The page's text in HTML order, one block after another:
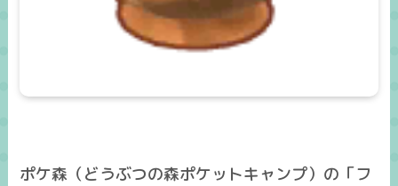
ポケ森（どうぶつの森ポケットキャンプ）の「フ